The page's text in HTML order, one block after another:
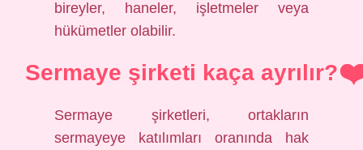
bireyler, haneler, işletmeler veya
hükümetler olabilir.
Sermaye şirketi kaça ayrılır?
Sermaye şirketleri, ortakların
sermayeye katılımları oranında hak